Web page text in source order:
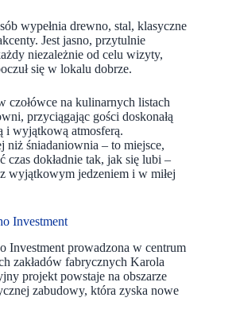
wypełnia drewno, stal, klasyczne
Jest jasno, przytulnie
niezależnie od celu wizyty,
się w lokalu dobrze.
czołówce na kulinarnych listach
przyciągając gości doskonałą
i wyjątkową atmosferą.
niż śniadaniownia – to miejsce,
czas dokładnie tak, jak się lubi –
wyjątkowym jedzeniem i w miłej
Investment
Investment prowadzona w centrum
zakładów fabrycznych Karola
projekt powstaje na obszarze
zabudowy, która zyska nowe